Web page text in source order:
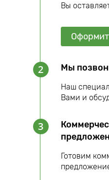
Вы
2 Мы
Наш
Вами и
3
Готовим